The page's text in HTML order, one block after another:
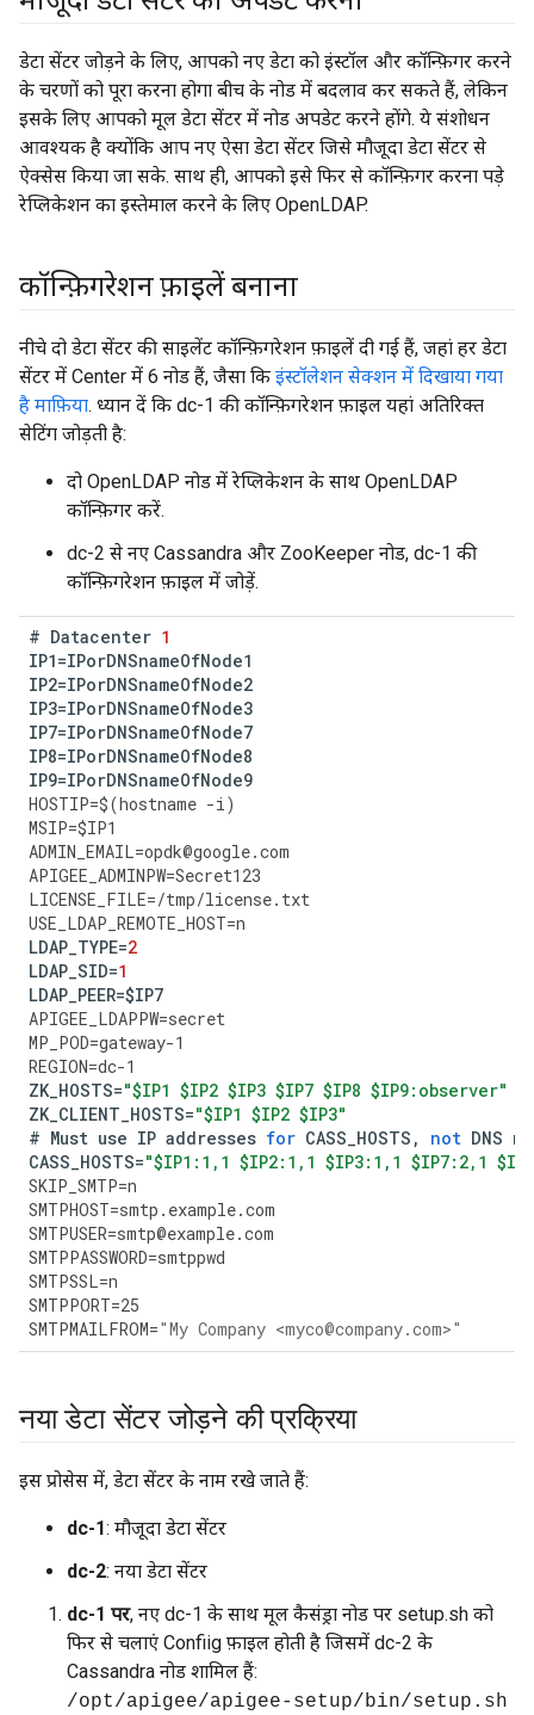
डेटा सेंटर जोड़ने के लिए, आपको नए डेटा को इंस्टॉल और कॉन्फ़िगर करने
के चरणों को पूरा करना होगा बीच के नोड में बदलाव कर सकते हैं, लेकिन
इसके लिए आपको मूल डेटा सेंटर में नोड अपडेट करने होंगे. ये संशोधन
आवश्यक है क्योंकि आप नए ऐसा डेटा सेंटर जिसे मौजूदा डेटा सेंटर से
ऐक्सेस किया जा सके. साथ ही, आपको इसे फिर से कॉन्फ़िगर करना पड़े
रेप्लिकेशन का इस्तेमाल करने के लिए OpenLDAP.
कॉन्फ़िगरेशन फ़ाइलें बनाना
नीचे दो डेटा सेंटर की साइलेंट कॉन्फ़िगरेशन फ़ाइलें दी गई हैं, जहां हर डेटा
सेंटर में Center में 6 नोड हैं, जैसा कि इंस्टॉलेशन सेक्शन में दिखाया गया
है माफ़िया. ध्यान दें कि dc-1 की कॉन्फ़िगरेशन फ़ाइल यहां अतिरिक्त
सेटिंग जोड़ती है:
दो OpenLDAP नोड में रेप्लिकेशन के साथ OpenLDAP
कॉन्फ़िगर करें.
dc-2 से नए Cassandra और ZooKeeper नोड, dc-1 की
कॉन्फ़िगरेशन फ़ाइल में जोड़ें.
# Datacenter 1
IP1=IPorDNSnameOfNode1
IP2=IPorDNSnameOfNode2
IP3=IPorDNSnameOfNode3
IP7=IPorDNSnameOfNode7
IP8=IPorDNSnameOfNode8
IP9=IPorDNSnameOfNode9
HOSTIP=$(hostname -i)
MSIP=$IP1
ADMIN_EMAIL=opdk@google.com
APIGEE_ADMINPW=Secret123
LICENSE_FILE=/tmp/license. txt
USE_LDAP_REMOTE_HOST=n
LDAP_TYPE=2
LDAP_SID=1
LDAP_PEER=$IP7
APIGEE_LDAPPW=secret
MP_POD=gateway-1
REGION=dc-1
ZK_HOSTS="$IP1 $IP2 $IP3 $IP7 $IP8 $IP9:observer"
ZK_CLIENT_HOSTS="$IP1 $IP2 $IP3"
# Must use IP addresses for CASS_HOSTS , not DNS
CASS_HOSTS="$IP1:1,1 $IP2:1,1 $IP3:1,1 $IP7:2,1
SKIP_SMTP=n
SMTPHOST=smtp . example.com
SMTPUSER=smtp@example.com
SMTPPASSWORD=smtppwd
SMTPSSL=n
SMTPPORT=25
SMTPMAILFROM="My Company <myco@company.com>"
नया डेटा सेंटर जोड़ने की प्रक्रिया
इस प्रोसेस में, डेटा सेंटर के नाम रखे जाते हैं:
dc-1: मौजूदा डेटा सेंटर
dc-2: नया डेटा सेंटर
dc-1 पर, नए dc-1 के साथ मूल कैसंड्रा नोड पर setup.sh को
फिर से चलाएं Confiig फ़ाइल होती है जिसमें dc-2 के
Cassandra नोड शामिल हैं:
/opt/apigee/apigee-setup/bin/setup.sh